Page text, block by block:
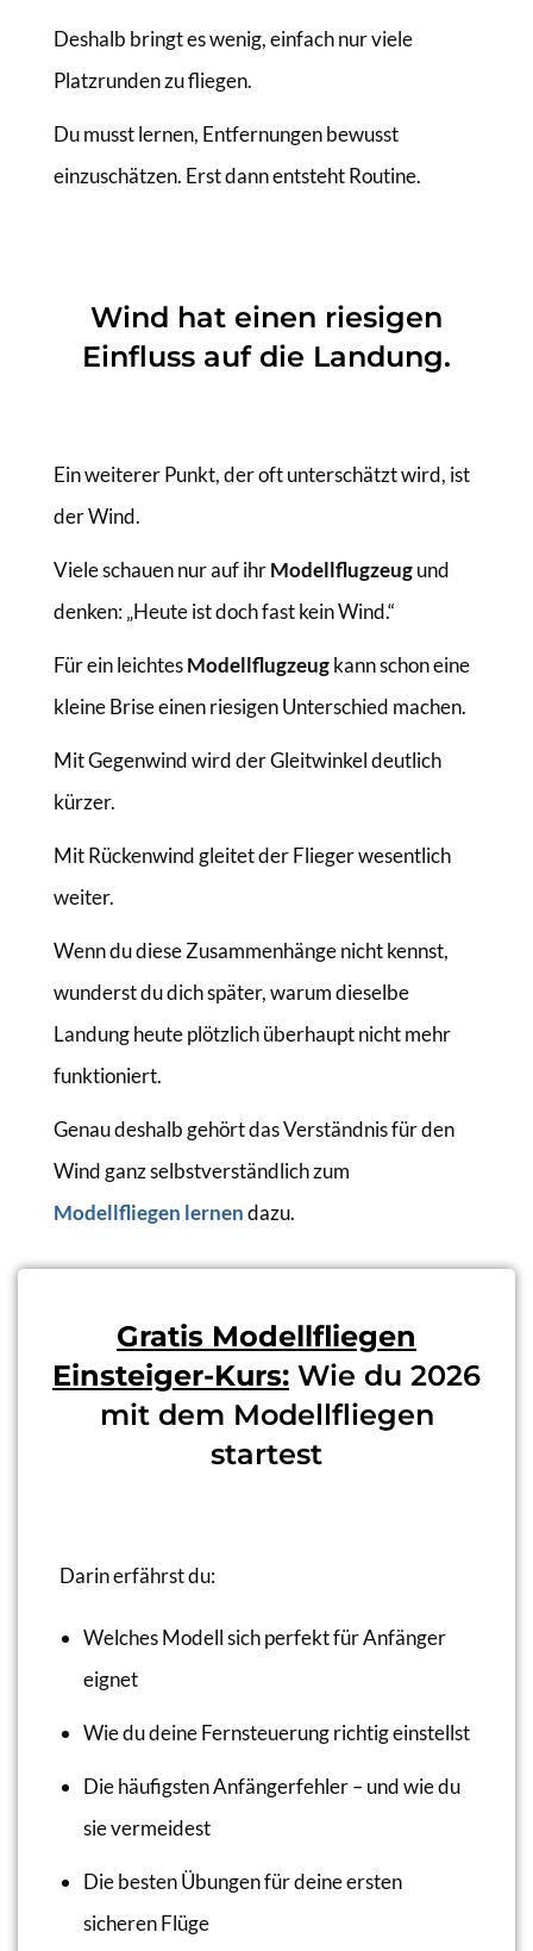
Deshalb bringt es wenig, einfach nur viele
Platzrunden zu fliegen.
Du musst lernen, Entfernungen bewusst
einzuschätzen. Erst dann entsteht Routine.
Wind hat einen riesigen
Einfluss auf die Landung.
Ein weiterer Punkt, der oft unterschätzt wird, ist
der Wind.
Viele schauen nur auf ihrModellflugzeugund
denken: „Heute ist doch fast kein Wind.“
Für ein leichtesModellflugzeugkann schon eine
kleine Brise einen riesigen Unterschied machen.
Mit Gegenwind wird der Gleitwinkel deutlich
kürzer.
Mit Rückenwind gleitet der Flieger wesentlich
weiter.
Wenn du diese Zusammenhänge nicht kennst,
wunderst du dich später, warum dieselbe
Landung heute plötzlich überhaupt nicht mehr
funktioniert.
Genau deshalb gehört das Verständnis für den
Wind ganz selbstverständlich zum
Modellfliegen lernendazu.
Gratis Modellfliegen
Einsteiger-Kurs: Wie du 2026
mit dem Modellfliegen
startest
Darin erfährst du:
Welches Modell sich perfekt für Anfänger
eignet
Wie du deine Fernsteuerung richtig einstellst
Die häufigsten Anfängerfehler – und wie du
sie vermeidest
Die besten Übungen für deine ersten
sicheren Flüge